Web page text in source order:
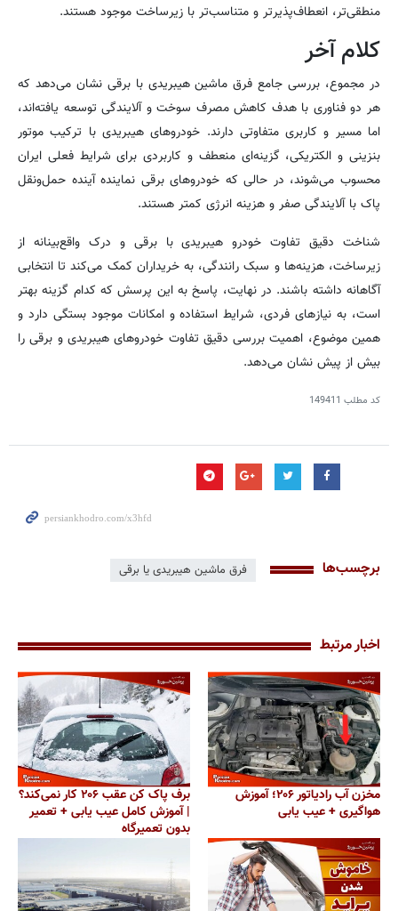
منطقی‌تر، انعطاف‌پذیرتر و متناسب‌تر با زیرساخت موجود هستند.
کلام آخر
در مجموع، بررسی جامع فرق ماشین هیبریدی با برقی نشان می‌دهد که
هر دو فناوری با هدف کاهش مصرف سوخت و آلایندگی توسعه یافته‌اند،
اما مسیر و کاربری متفاوتی دارند. خودروهای هیبریدی با ترکیب موتور
بنزینی و الکتریکی، گزینه‌ای منعطف و کاربردی برای شرایط فعلی ایران
محسوب می‌شوند، در حالی که خودروهای برقی نماینده آینده حمل‌ونقل
پاک با آلایندگی صفر و هزینه انرژی کمتر هستند.
شناخت دقیق تفاوت خودرو هیبریدی با برقی و درک واقع‌بینانه از
زیرساخت، هزینه‌ها و سبک رانندگی، به خریداران کمک می‌کند تا انتخابی
آگاهانه داشته باشند. در نهایت، پاسخ به این پرسش که کدام گزینه بهتر
است، به نیازهای فردی، شرایط استفاده و امکانات موجود بستگی دارد و
همین موضوع، اهمیت بررسی دقیق تفاوت خودروهای هیبریدی و برقی را
بیش از پیش نشان می‌دهد.
کد مطلب 149411
برچسب‌ها فرق ماشین هیبریدی یا برقی
اخبار مرتبط
مخزن آب رادیاتور ۲۰۶؛ آموزش
هواگیری + عیب یابی
برف پاک کن عقب ۲۰۶ کار نمی‌کند؟
| آموزش کامل عیب یابی + تعمیر
بدون تعمیرگاه